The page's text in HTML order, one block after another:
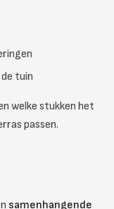
tuin
welke stukken het
passen.
samenhangende